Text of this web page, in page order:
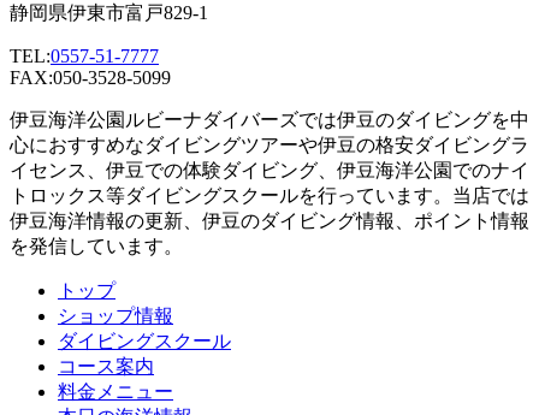
静岡県伊東市富戸829-1
TEL:0557-51-7777
FAX:050-3528-5099
伊豆海洋公園ルビーナダイバーズでは伊豆のダイビングを中
心におすすめなダイビングツアーや伊豆の格安ダイビングラ
イセンス、伊豆での体験ダイビング、伊豆海洋公園でのナイ
トロックス等ダイビングスクールを行っています。当店では
伊豆海洋情報の更新、伊豆のダイビング情報、ポイント情報
を発信しています。
トップ
ショップ情報
ダイビングスクール
コース案内
料金メニュー